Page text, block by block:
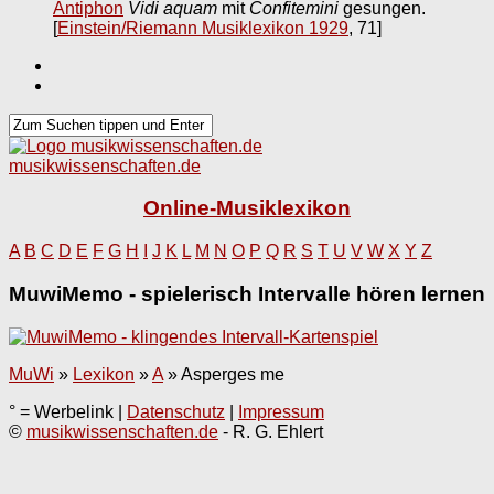
Antiphon Vidi aquam mit Confitemini gesungen.
[Einstein/Riemann Musiklexikon 1929, 71]
musikwissenschaften.de
Online-Musiklexikon
A B C D E F G H J K L M N O P Q R S T U V W X Y Z
MuwiMemo - spielerisch Intervalle hören lernen
MuWi » Lexikon »A »Asperges me
° = Werbelink |
Datenschutz
Impressum
© musikwissenschaften.de - R. G. Ehlert